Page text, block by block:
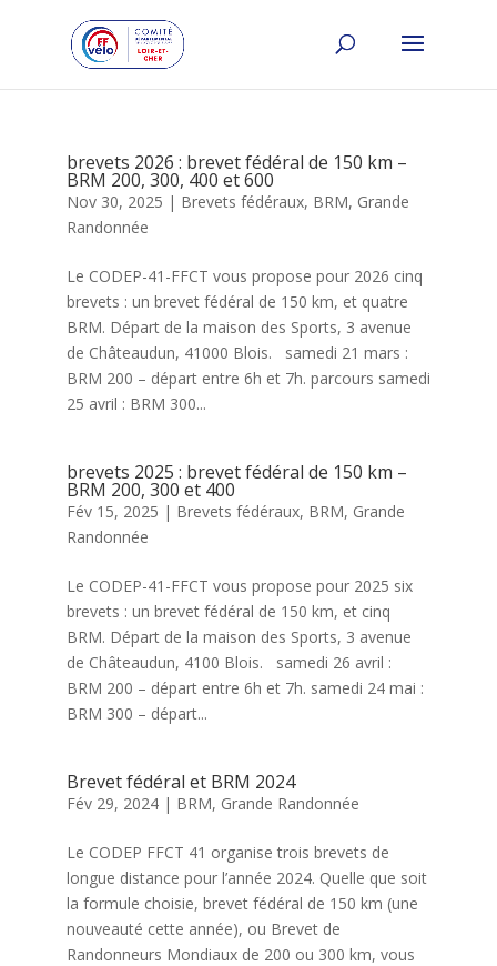
brevets 2026 : brevet fédéral de 150 km –
BRM 200, 300, 400 et 600
Nov 30, 2025 | Brevets fédéraux, BRM, Grande
Randonnée
Le CODEP-41-FFCT vous propose pour 2026 cinq
brevets : un brevet fédéral de 150 km, et quatre
BRM. Départ de la maison des Sports, 3 avenue
de Châteaudun, 41000 Blois. samedi 21 mars :
BRM 200 – départ entre 6h et 7h. parcours samedi
25 avril : BRM 300...
brevets 2025 : brevet fédéral de 150 km –
BRM 200, 300 et 400
Fév 15, 2025 | Brevets fédéraux, BRM, Grande
Randonnée
Le CODEP-41-FFCT vous propose pour 2025 six
brevets : un brevet fédéral de 150 km, et cinq
BRM. Départ de la maison des Sports, 3 avenue
de Châteaudun, 4100 Blois. samedi 26 avril :
BRM 200 – départ entre 6h et 7h. samedi 24 mai :
BRM 300 – départ...
Brevet fédéral et BRM 2024
Fév 29, 2024| BRM, Grande Randonnée
Le CODEP FFCT 41 organise trois brevets de
longue distance pour l’année 2024. Quelle que soit
la formule choisie, brevet fédéral de 150 km (une
nouveauté cette année), ou Brevet de
Randonneurs Mondiaux de 200 ou 300 km, vous